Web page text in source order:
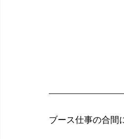
ブース仕事の合間